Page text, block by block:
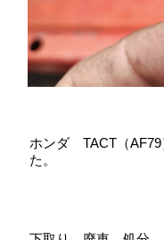
ホンダ TACT（
た。